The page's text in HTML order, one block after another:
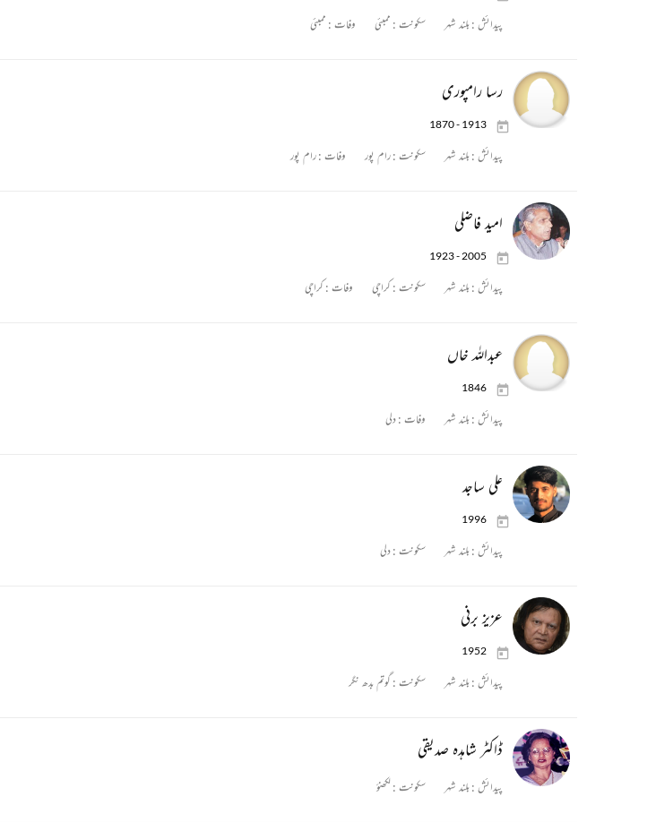
پیدائش : بلند شہر سکونت : ممبئی وفات : ممبئی
رسا رامپوری
1870 - 1913
پیدائش : بلند شہر سکونت :رام پور وفات :رام پور
امید فاضلی
1923 - 2005
پیدائش : بلند شہر سکونت :کراچی وفات :کراچی
عبداللہ خاں
1846
پیدائش : بلند شہر وفات :دلی
علی ساجد
1996
پیدائش : بلند شہر سکونت :دلی
عزیز برنی
1952
پیدائش : بلند شہر سکونت : گوتم بدھ نگر
ڈاکٹر شاہدہ صدیقی
پیدائش : بلند شہر سکونت : لکھنؤ